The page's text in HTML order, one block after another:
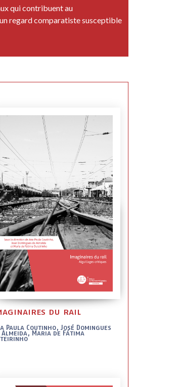
qui contribuent au
regard comparatiste susceptible
du rail
Paula Coutinho, José Domingues
Almeida, Maria de Fátima